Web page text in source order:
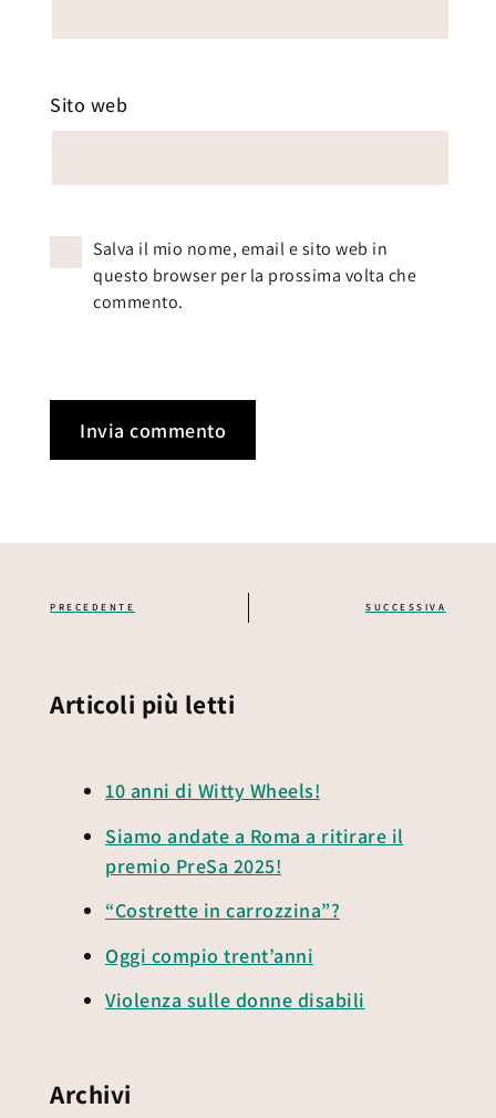
Sito web
Salva il mio nome, email e sito web in
questo browser per la prossima volta che
commento.
PRECEDENTE SUCCESSIVA
Articoli più letti
10 anni di Witty Wheels!
Siamo andate a Roma a ritirare il
premio PreSa 2025!
“Costrette in carrozzina”?
Oggi compio trent’anni
Violenza sulle donne disabili
Archivi